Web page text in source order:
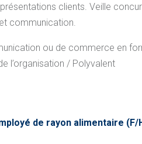
clients. Veille
communication.
ou de commerce en
l’organisation / Polyvalent
de rayon alimentaire (F/